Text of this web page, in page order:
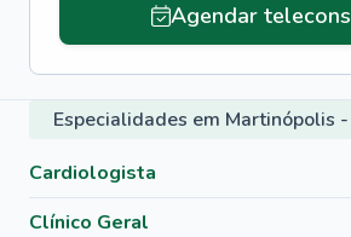
Agendar
Especialidades em Martinópolis -
Cardiologista
Clínico Geral